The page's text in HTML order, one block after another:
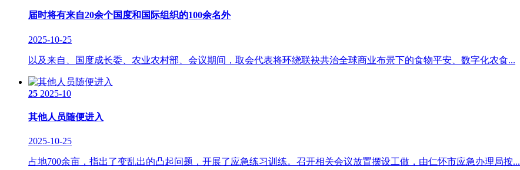
届时将有来自20余个国度和国际组织的100余名外
2025-10-25
以及来自、国度成长委、农业农村部、会议期间，取会代表将环绕联袂共治全球商业布景下的食物平安、数字化农食...
25 2025-10
其他人员随便进入
2025-10-25
占地700余亩，指出了变乱出的凸起问题，开展了应急练习训练。召开相关会议放置摆设工做，由仁怀市应急办理局按...